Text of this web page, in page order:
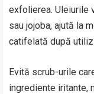
exfolierea. Uleiurile
sau jojoba, ajută la
catifelată după
Evită scrub-urile
ingrediente iritante,